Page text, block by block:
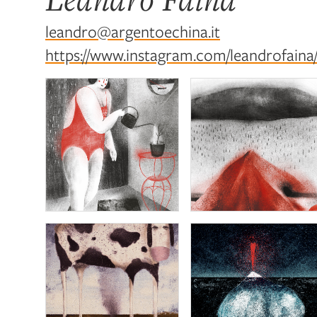
leandro@argentoechina.it
https://www.instagram.com/leandrofaina/